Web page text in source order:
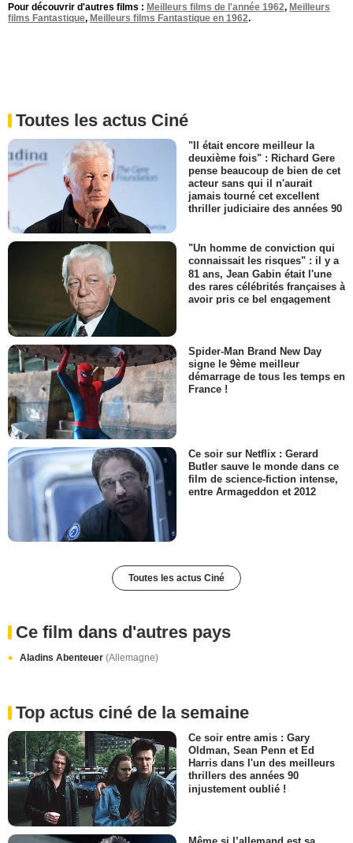
Pour découvrir d'autres films : Meilleurs films de l'année 1962, Meilleurs
films Fantastique, Meilleurs films Fantastique en 1962.
Toutes les actus Ciné
"Il était encore meilleur la
deuxième fois" : Richard Gere
pense beaucoup de bien de cet
acteur sans qui il n'aurait
jamais tourné cet excellent
thriller judiciaire des années 90
"Un homme de conviction qui
connaissait les risques" : il y a
81 ans, Jean Gabin était l'une
des rares célébrités françaises à
avoir pris ce bel engagement
Spider-Man Brand New Day
signe le 9ème meilleur
démarrage de tous les temps en
France !
Ce soir sur Netflix : Gerard
Butler sauve le monde dans ce
film de science-fiction intense,
entre Armageddon et 2012
Toutes les actus Ciné
Ce film dans d'autres pays
Aladins Abenteuer (Allemagne)
Top actus ciné de la semaine
Ce soir entre amis : Gary
Oldman, Sean Penn et Ed
Harris dans l'un des meilleurs
thrillers des années 90
injustement oublié !